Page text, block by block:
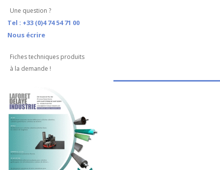
Une question ?
Tel : +33 (0)4 74 54 71 00
Nous écrire
Fiches techniques produits
à la demande !